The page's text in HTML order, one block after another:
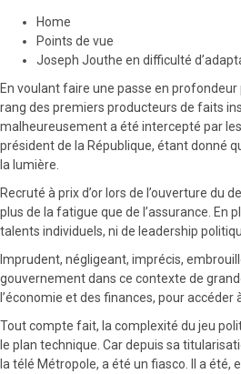
Home
Points de vue
Joseph Jouthe en difficulté
En voulant faire une passe en
rang des premiers producteurs de faits
malheureusement a été intercepté par les
président de la République, étant donné
la lumière.
Recruté à prix d’or lors de l’ouverture
plus de la fatigue que de l’assurance. En
talents individuels, ni de leadership
Imprudent, négligeant, imprécis,
gouvernement dans ce contexte de
l’économie et des finances, pour
Tout compte fait, la complexité du jeu
le plan technique. Car depuis sa
la télé Métropole, a été un fiasco. Il a